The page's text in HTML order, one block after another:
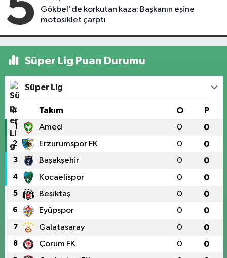
Gökbel'de korkutan kaza: Başkanın eşine
motosiklet çarptı
Süper Lig Puan Durumu
Süper Lig
# Takım O P
1 Amed 0 0
2 Erzurumspor FK 0 0
3 Başakşehir 0 0
4 Kocaelispor 0 0
5 Beşiktaş 0 0
6 Eyüpspor 0 0
7 Galatasaray 0 0
8 Çorum FK 0 0